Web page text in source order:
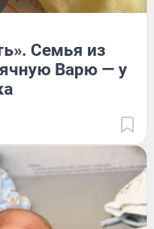
Семья из
Варю — у